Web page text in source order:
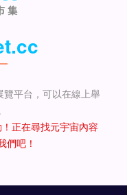
平台，可以在線上舉
正在尋找元宇宙內容
們吧！